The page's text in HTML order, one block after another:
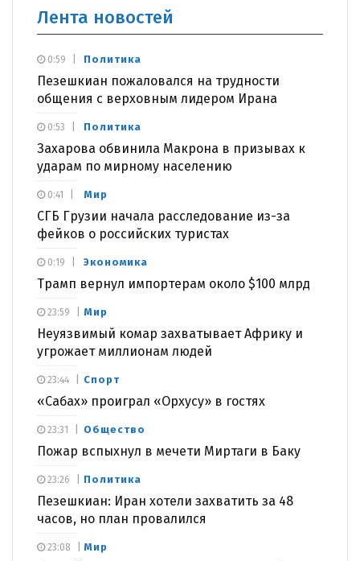
Лента новостей
Политика
Пезешкиан пожаловался на трудности
общения с верховным лидером Ирана
0:59
Политика
Захарова обвинила Макрона в призывах к
ударам по мирному населению
0:53
Мир
СГБ Грузии начала расследование из-за
фейков о российских туристах
0:41
Экономика
Трамп вернул импортерам около $100 млрд
0:19
Мир
Неуязвимый комар захватывает Африку и
угрожает миллионам людей
23:59
Спорт
«Сабах» проиграл «Орхусу» в гостях
23:44
Общество
Пожар вспыхнул в мечети Миртаги в Баку
23:31
Политика
Пезешкиан: Иран хотели захватить за 48
часов, но план провалился
23:26
Мир
23:08